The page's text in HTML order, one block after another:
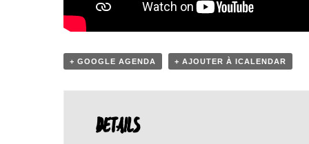
+ GOOGLE AGENDA + AJOUTER À ICALENDAR
DETAILS